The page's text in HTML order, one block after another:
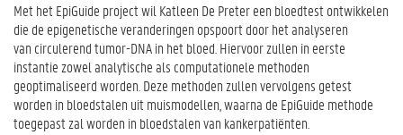
Met het EpiGuide project wil Katleen De Preter een bloedtest ontwikkelen
die de epigenetische veranderingen opspoort door het analyseren
van circulerend tumor-DNA in het bloed. Hiervoor zullen in eerste
instantie zowel analytische als computationele methoden
geoptimaliseerd worden. Deze methoden zullen vervolgens getest
worden in bloedstalen uit muismodellen, waarna de EpiGuide methode
toegepast zal worden in bloedstalen van kankerpatiënten.